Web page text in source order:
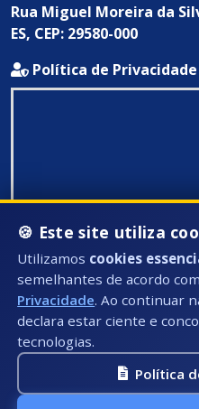
Rua Miguel Moreira da
ES, CEP: 29580-000
Política de Privacidade
Todos Direitos
🍪 Este site utiliza
Utilizamos cookies
semelhantes de acordo
Privacidade. Ao continuar
declara estar ciente e
tecnologias.
Política